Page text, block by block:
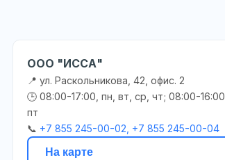
ООО "ИССА"
📍 ул. Раскольникова, 42, офис. 2
🕒 08:00-17:00, пн, вт, ср, чт; 08:00-16:00,
пт
📞 +7 855 245-00-02, +7 855 245-00-04
На карте